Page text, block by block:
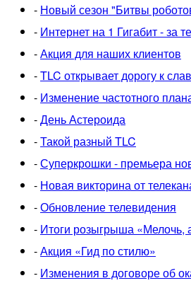
- Новый сезон "Битвы
- Интернет на 1 Гигабит - за
-Акция для наших клиентов
-TLC открывает дорогу к
- Изменение частотного
-День Астероида
-Такой разный TLC
-Суперкрошки - премьера
- Новая викторина от
-Обновление телевидения
- Итоги розыгрыша «Мелочь,
-Акция «Гид по стилю»
- Изменения в договоре об